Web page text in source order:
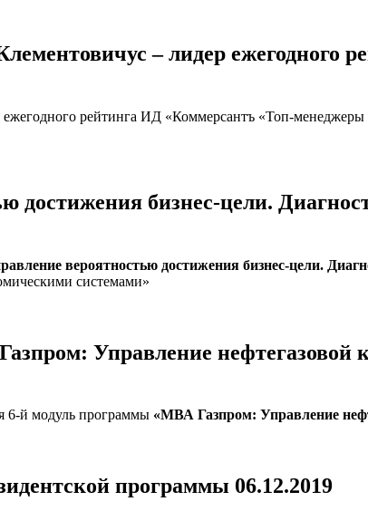
– лидер ежегодного
рейтинга ИД «Коммерсантъ «Топ-менеджеры
достижения бизнес-цели.
вероятностью достижения бизнес-цели.
системами»
Управление нефтегазовой
6-й модуль программы «МВА Газпром: Управление
программы 06.12.2019